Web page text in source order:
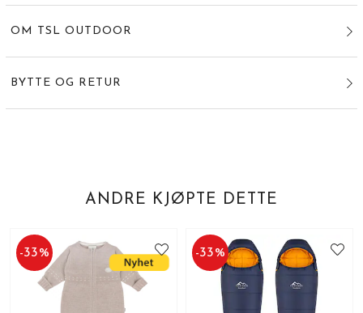
OM TSL OUTDOOR
BYTTE OG RETUR
ANDRE KJØPTE DETTE
-33% -33%